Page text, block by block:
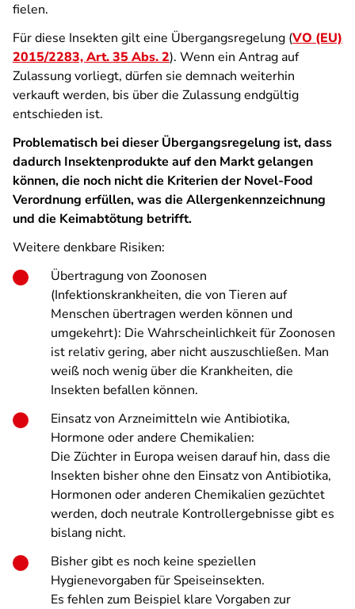
fielen.
Für diese Insekten gilt eine Übergangsregelung (VO (EU)
2015/2283, Art. 35 Abs. 2). Wenn ein Antrag auf
Zulassung vorliegt, dürfen sie demnach weiterhin
verkauft werden, bis über die Zulassung endgültig
entschieden ist.
Problematisch bei dieser Übergangsregelung ist, dass
dadurch Insektenprodukte auf den Markt gelangen
können, die noch nicht die Kriterien der Novel-Food
Verordnung erfüllen, was die Allergenkennzeichnung
und die Keimabtötung betrifft.
Weitere denkbare Risiken:
Übertragung von Zoonosen
(Infektionskrankheiten, die von Tieren auf
Menschen übertragen werden können und
umgekehrt): Die Wahrscheinlichkeit für Zoonosen
ist relativ gering, aber nicht auszuschließen. Man
weiß noch wenig über die Krankheiten, die
Insekten befallen können.
Einsatz von Arzneimitteln wie Antibiotika,
Hormone oder andere Chemikalien:
Die Züchter in Europa weisen darauf hin, dass die
Insekten bisher ohne den Einsatz von Antibiotika,
Hormonen oder anderen Chemikalien gezüchtet
werden, doch neutrale Kontrollergebnisse gibt es
bislang nicht.
Bisher gibt es noch keine speziellen
Hygienevorgaben für Speiseinsekten.
Es fehlen zum Beispiel klare Vorgaben zur